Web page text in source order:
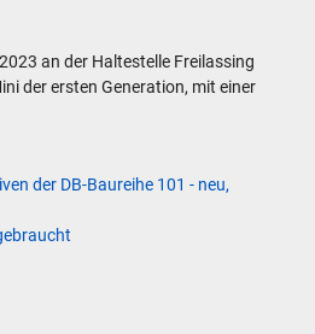
an der Haltestelle Freilassing
der ersten Generation, mit einer
der DB-Baureihe 101 - neu,